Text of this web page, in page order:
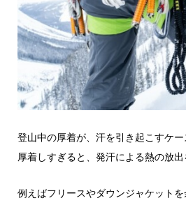
登山中の厚着が、汗を引き起こすケ
厚着しすぎると、発汗による熱の放出
例えばフリースやダウンジャケット